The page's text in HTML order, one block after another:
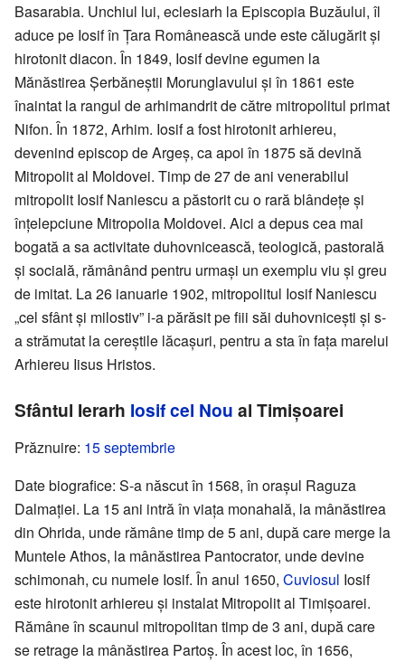
Basarabia. Unchiul lui, eclesiarh la Episcopia Buzăului, îl
aduce pe Iosif în Țara Românească unde este călugărit și
hirotonit diacon. În 1849, Iosif devine egumen la
Mănăstirea Șerbăneștii Morunglavului și în 1861 este
înaintat la rangul de arhimandrit de către mitropolitul primat
Nifon. În 1872, Arhim. Iosif a fost hirotonit arhiereu,
devenind episcop de Argeș, ca apoi în 1875 să devină
Mitropolit al Moldovei. Timp de 27 de ani venerabilul
mitropolit Iosif Naniescu a păstorit cu o rară blândețe și
înțelepciune Mitropolia Moldovei. Aici a depus cea mai
bogată a sa activitate duhovnicească, teologică, pastorală
și socială, rămânând pentru urmași un exemplu viu și greu
de imitat. La 26 ianuarie 1902, mitropolitul Iosif Naniescu
„cel sfânt și milostiv” i-a părăsit pe fiii săi duhovnicești și s-
a strămutat la cereștile lăcașuri, pentru a sta în fața marelui
Arhiereu Iisus Hristos.
Sfântul Ierarh Iosif cel Nou al Timișoarei
Prăznuire: 15 septembrie
Date biografice: S-a născut în 1568, în orașul Raguza
Dalmației. La 15 ani intră în viața monahală, la mânăstirea
din Ohrida, unde rămâne timp de 5 ani, după care merge la
Muntele Athos, la mânăstirea Pantocrator, unde devine
schimonah, cu numele Iosif. În anul 1650, Cuviosul Iosif
este hirotonit arhiereu și instalat Mitropolit al Timișoarei.
Rămâne în scaunul mitropolitan timp de 3 ani, după care
se retrage la mânăstirea Partoș. În acest loc, în 1656,